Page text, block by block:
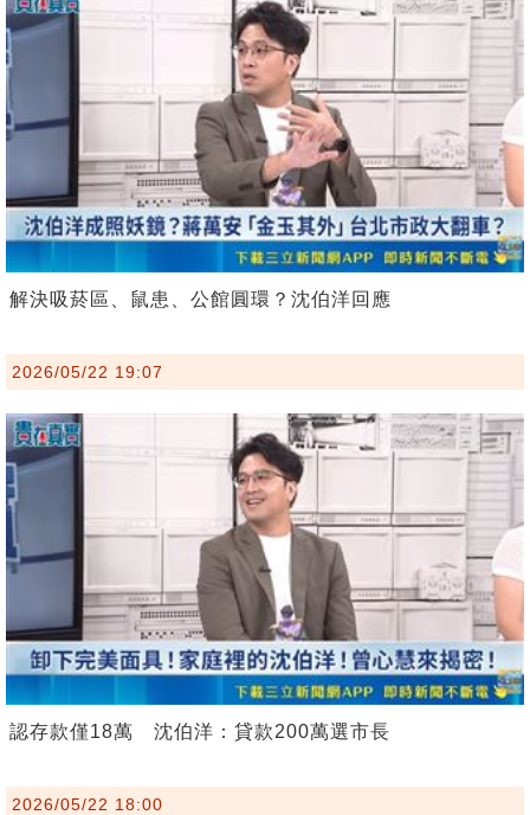
解決吸菸區、鼠患、公館圓環？沈伯洋回應
2026/05/22 19:07
認存款僅18萬 沈伯洋：貸款200萬選市長
2026/05/22 18:00